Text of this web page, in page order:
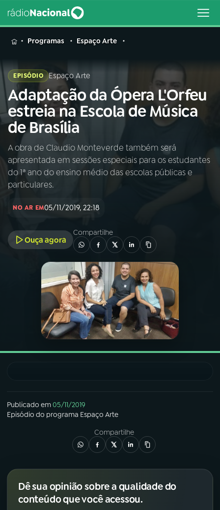
MENU
Buscar
na
Rádio
Nacional
Buscar
AO VIVO
02A RÁDIO
03PROGRAMAÇÃO
PROGRAMAS
PODCASTS
VIDEOCASTS
08FESTIVAL DE MÚSICA
ACOMPANHE A RÁDIO NACIONAL
Instagram X
Programas Espaço Arte
EPISÓDIO Espaço Arte
Adaptação da Ópera L'Orfeu
estreia na Escola de Música
de Brasília
A obra de Claudio Monteverde também será
apresentada em sessões especiais para os estudantes
do 1ª ano do ensino médio das escolas públicas e
particulares.
NO AR EM05/11/2019, 22:18
Ouça agora
Compartilhe
Publicado em05/11/2019
Episódio do programa Espaço Arte
Compartilhe
Dê sua opinião sobre a qualidade do
conteúdo que você acessou.